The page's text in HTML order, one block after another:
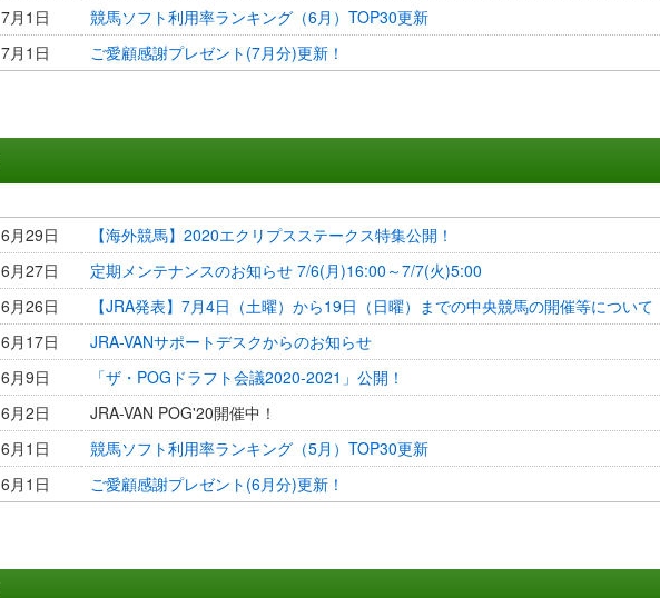
7月1日 競馬ソフト利用率ランキング（6月）TOP30更新
7月1日 ご愛顧感謝プレゼント(7月分)更新！
6月29日 【海外競馬】2020エクリプスステークス特集公開！
6月27日 定期メンテナンスのお知らせ 7/6(月)16:00～7/7(火)5:00
6月26日 【JRA発表】7月4日（土曜）から19日（日曜）までの中央競馬の開催等について
6月17日 JRA-VANサポートデスクからのお知らせ
6月9日 「ザ・POGドラフト会議2020-2021」公開！
6月2日 JRA-VAN POG'20開催中！
6月1日 競馬ソフト利用率ランキング（5月）TOP30更新
6月1日 ご愛顧感謝プレゼント(6月分)更新！